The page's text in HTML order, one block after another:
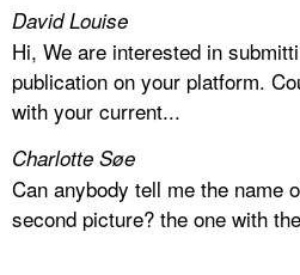
David Louise
Hi, We are interested in
publication on your platform.
with your current...
Charlotte Søe
Can anybody tell me the name
second picture? the one with